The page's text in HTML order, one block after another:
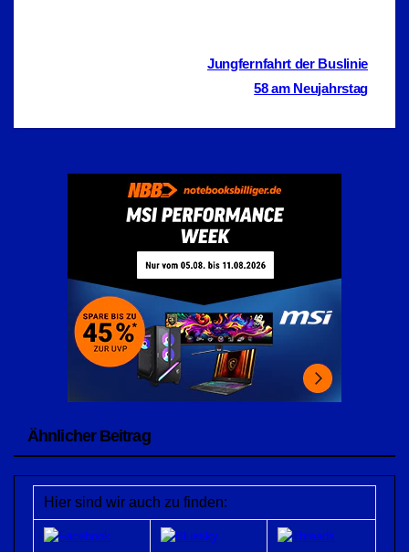
BeitragsnavigationJungfernfahrt der Buslinie
58 am Neujahrstag
Ähnlicher Beitrag
Hier sind wir auch zu finden: